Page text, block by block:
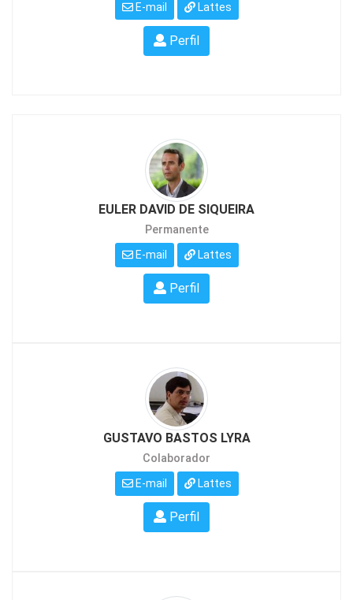
E-mail Lattes
Perfil
EULER DAVID DE SIQUEIRA
Permanente
E-mail Lattes
Perfil
GUSTAVO BASTOS LYRA
Colaborador
E-mail Lattes
Perfil